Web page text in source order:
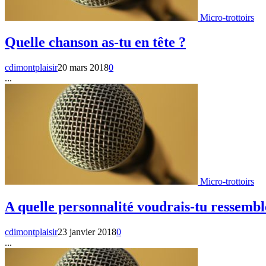
Micro-trottoirs
Quelle chanson as-tu en tête ?
cdimontplaisir20 mars 20180
...
Micro-trottoirs
A quelle personnalité voudrais-tu
cdimontplaisir23 janvier 20180
...